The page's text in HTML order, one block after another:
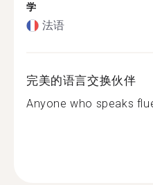
学
法语
完美的语言交换伙伴
Anyone who speaks